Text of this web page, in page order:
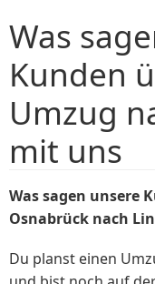
Was
Kunden
Umzug
mit uns
Was sagen unsere
Osnabrück nach
Du planst einen